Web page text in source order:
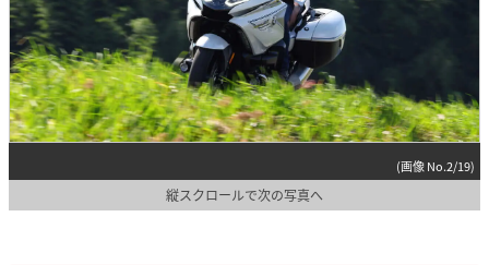
(画像 No.2/19)
縦スクロールで次の写真へ